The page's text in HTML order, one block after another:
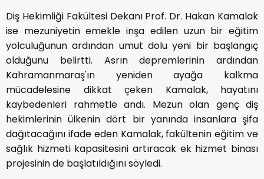
Diş Hekimliği Fakültesi Dekanı Prof. Dr. Hakan Kamalak
ise mezuniyetin emekle inşa edilen uzun bir eğitim
yolculuğunun ardından umut dolu yeni bir başlangıç
olduğunu belirtti. Asrın depremlerinin ardından
Kahramanmaraş'ın yeniden ayağa kalkma
mücadelesine dikkat çeken Kamalak, hayatını
kaybedenleri rahmetle andı. Mezun olan genç diş
hekimlerinin ülkenin dört bir yanında insanlara şifa
dağıtacağını ifade eden Kamalak, fakültenin eğitim ve
sağlık hizmeti kapasitesini artıracak ek hizmet binası
projesinin de başlatıldığını söyledi.